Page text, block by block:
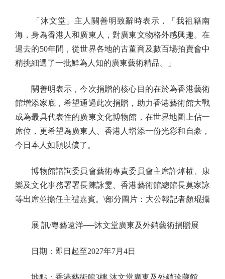
「沐文堂」主人關善明致辭時表示，「我祖籍南
海，身為香港人和廣東人，對廣東文物格外感興趣。在
過去的50年間，從世界各地的古董商及數百場拍賣會中
精挑細選了一批鮮為人知的廣東藝術精品。」
關善明表示，今次捐贈的核心目的在於為香港藝術
館增添家底，希望通過此次捐贈，助力香港藝術館大戰
成為最具代表性的廣東文化博物館，在世界地圖上佔一
席位，更希望為廣東人、香港人增添一份光彩和自豪，
今日本人如願以償了。
博物館諮詢委員會藝術專責委員會主席許焯權、康
樂及文化事務署署長陳詠雯、香港藝術館總館長莫家詠
等出席並擔任主禮嘉賓。\部分圖片：大公報記者顏琨攝
展 訊/粵藝遠洋──沐文堂廣東及外銷藝術捐贈展
日期：即日起至2027年7月4日